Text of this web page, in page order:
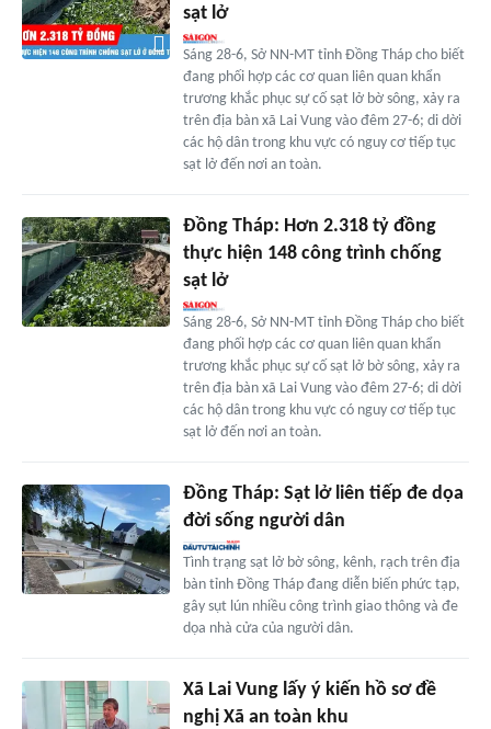
sạt lở
Sáng 28-6, Sở NN-MT tỉnh Đồng Tháp cho biết
đang phối hợp các cơ quan liên quan khẩn
trương khắc phục sự cố sạt lở bờ sông, xảy ra
trên địa bàn xã Lai Vung vào đêm 27-6; di dời
các hộ dân trong khu vực có nguy cơ tiếp tục
sạt lở đến nơi an toàn.
Đồng Tháp: Hơn 2.318 tỷ đồng
thực hiện 148 công trình chống
sạt lở
Sáng 28-6, Sở NN-MT tỉnh Đồng Tháp cho biết
đang phối hợp các cơ quan liên quan khẩn
trương khắc phục sự cố sạt lở bờ sông, xảy ra
trên địa bàn xã Lai Vung vào đêm 27-6; di dời
các hộ dân trong khu vực có nguy cơ tiếp tục
sạt lở đến nơi an toàn.
Đồng Tháp: Sạt lở liên tiếp đe dọa
đời sống người dân
Tình trạng sạt lở bờ sông, kênh, rạch trên địa
bàn tỉnh Đồng Tháp đang diễn biến phức tạp,
gây sụt lún nhiều công trình giao thông và đe
dọa nhà cửa của người dân.
Xã Lai Vung lấy ý kiến hồ sơ đề
nghị Xã an toàn khu